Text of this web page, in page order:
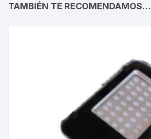
TAMBIÉN TE RECOMENDAMOS…